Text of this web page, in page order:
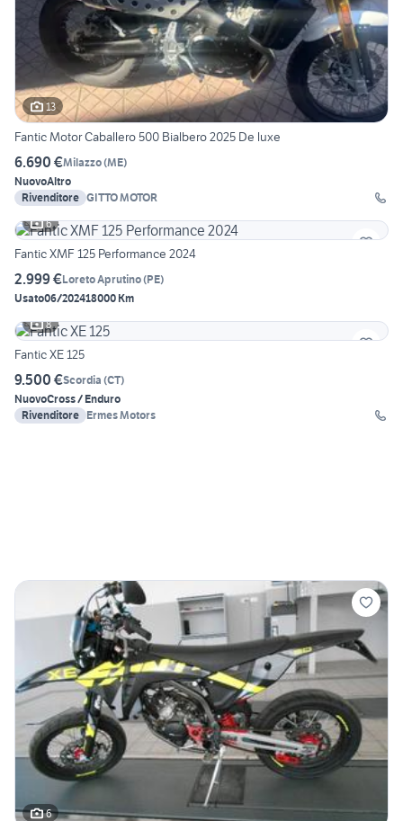
13
Fantic Motor Caballero 500 Bialbero 2025 De luxe
6.690 €Milazzo(ME)
NuovoAltro
Rivenditore GITTO MOTOR
6
Fantic XMF 125 Performance 2024
2.999 €Loreto Aprutino(PE)
Usato06/202418000 Km
8
Fantic XE 125
9.500 €Scordia (CT)
NuovoCross / Enduro
Rivenditore Ermes Motors
6